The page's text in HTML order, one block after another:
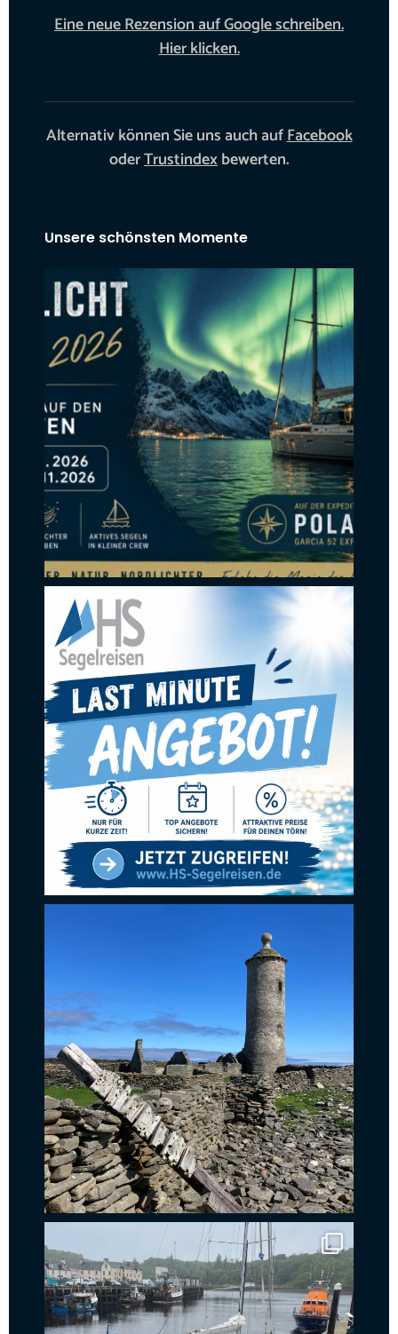
Eine neue Rezension auf Google schreiben.
Hier klicken.
Alternativ können Sie uns auch aufFacebook
oderTrustindexbewerten.
Unsere schönsten Momente